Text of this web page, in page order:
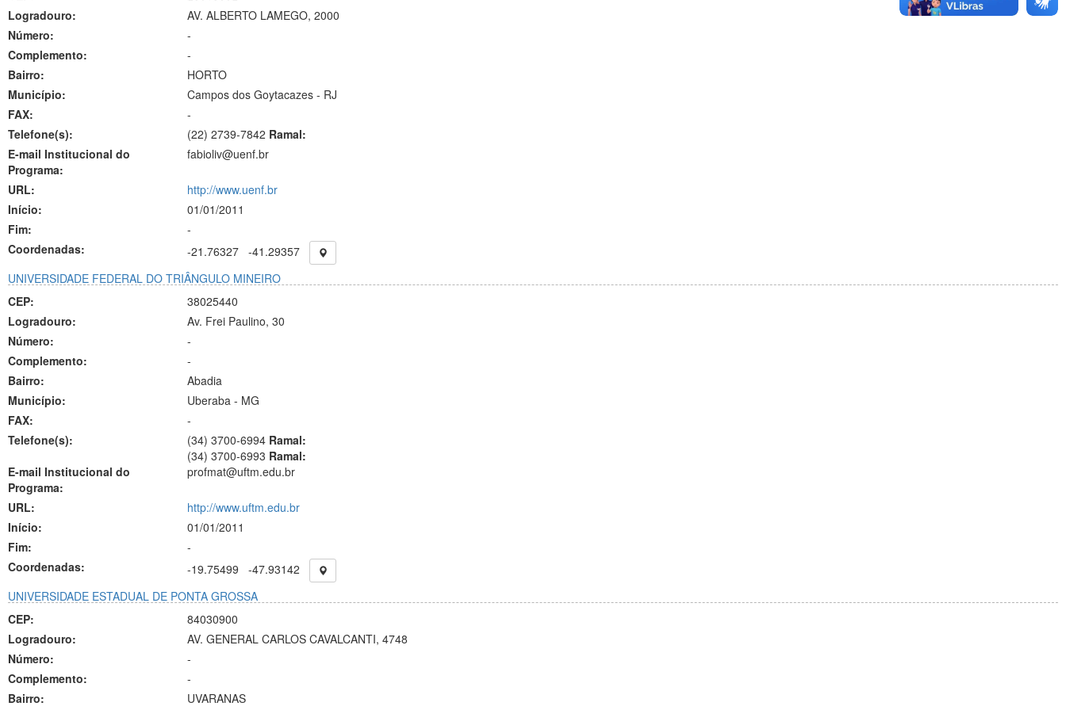
Logradouro:
AV. ALBERTO LAMEGO, 2000
Número:
-
Complemento:
-
Bairro:
HORTO
Município:
Campos dos Goytacazes - RJ
FAX:
-
Telefone(s):
(22) 2739-7842 Ramal:
E-mail Institucional do
Programa:
fabioliv@uenf.br
URL:
http://www.uenf.br
Início:
01/01/2011
Fim:
-
Coordenadas:
-21.76327
-41.29357
UNIVERSIDADE FEDERAL DO TRIÂNGULO MINEIRO
CEP:
38025440
Logradouro:
Av. Frei Paulino, 30
Número:
-
Complemento:
-
Bairro:
Abadia
Município:
Uberaba - MG
FAX:
-
Telefone(s):
(34) 3700-6994 Ramal:
(34) 3700-6993 Ramal:
E-mail Institucional do
Programa:
profmat@uftm.edu.br
URL:
http://www.uftm.edu.br
Início:
01/01/2011
Fim:
-
Coordenadas:
-19.75499
-47.93142
UNIVERSIDADE ESTADUAL DE PONTA GROSSA
CEP:
84030900
Logradouro:
AV. GENERAL CARLOS CAVALCANTI, 4748
Número:
-
Complemento:
-
Bairro:
UVARANAS